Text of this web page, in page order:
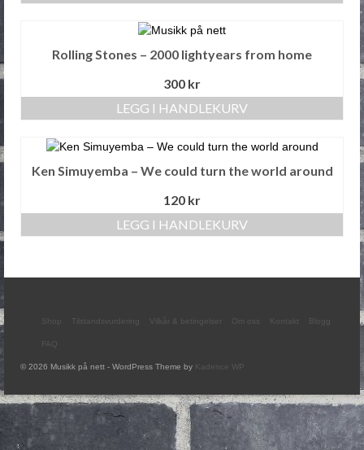
Rolling Stones – 2000 lightyears from home
300 kr
LEGG I HANDLEKURV
Ken Simuyemba – We could turn the world around
120 kr
LEGG I HANDLEKURV
Shop Tilstandsvurdering Vilkår & betingelser Om oss Kontakt Blogg
FAQ
© 2026 Musikk på nett - WordPress Theme by Kadence WP